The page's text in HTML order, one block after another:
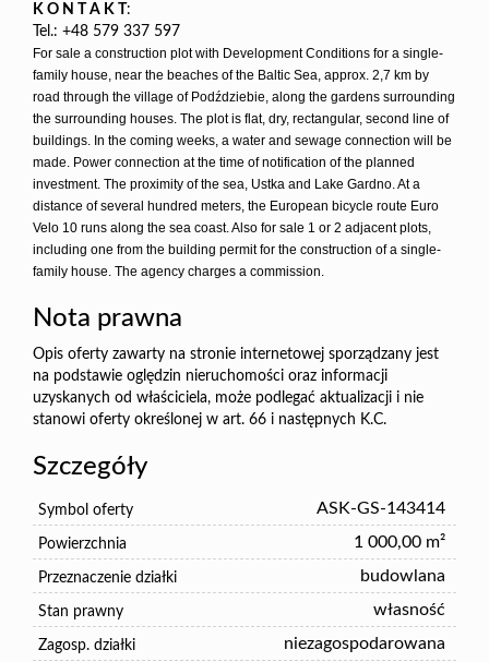
K O N T A K T :
Tel.: +48 579 337 597
For sale a construction plot with Development Conditions for a single-
family house, near the beaches of the Baltic Sea, approx. 2,7 km by
road through the village of Podździebie, along the gardens surrounding
the surrounding houses. The plot is flat, dry, rectangular, second line of
buildings. In the coming weeks, a water and sewage connection will be
made. Power connection at the time of notification of the planned
investment. The proximity of the sea, Ustka and Lake Gardno. At a
distance of several hundred meters, the European bicycle route Euro
Velo 10 runs along the sea coast. Also for sale 1 or 2 adjacent plots,
including one from the building permit for the construction of a single-
family house. The agency charges a commission.
Nota prawna
Opis oferty zawarty na stronie internetowej sporządzany jest
na podstawie oględzin nieruchomości oraz informacji
uzyskanych od właściciela, może podlegać aktualizacji i nie
stanowi oferty określonej w art. 66 i następnych K.C.
Szczegóły
Symbol oferty ASK-GS-143414
Powierzchnia 1 000,00 m²
Przeznaczenie działki budowlana
Stan prawny własność
Zagosp. działki niezagospodarowana